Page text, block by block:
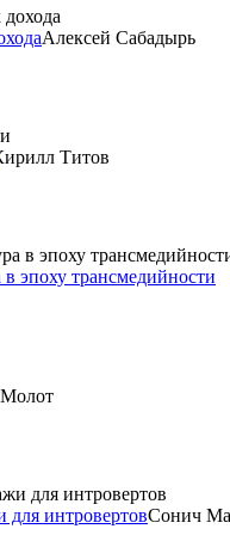
Алексей Сабадырь
Титов
эпоху трансмедийности
интровертовСонич